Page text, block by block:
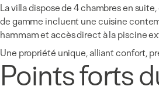
La villa dispose de 4 chambres en
de gamme incluent une cuisine
hammam et accès direct à la piscine
Une propriété unique, alliant confort,
Points forts